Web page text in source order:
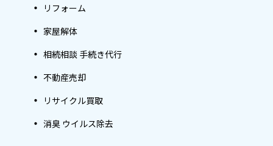
リフォーム
家屋解体
相続相談 手続き代行
不動産売却
リサイクル買取
消臭 ウイルス除去